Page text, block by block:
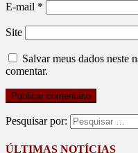
E-mail *
Site
Salvar meus dados neste
comentar.
Pesquisar por:
ÚLTIMAS NOTÍCIAS